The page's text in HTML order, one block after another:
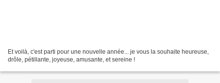
Et voilà, c'est parti pour une nouvelle année... je vous la souhaite heureuse,
drôle, pétillante, joyeuse, amusante, et sereine !